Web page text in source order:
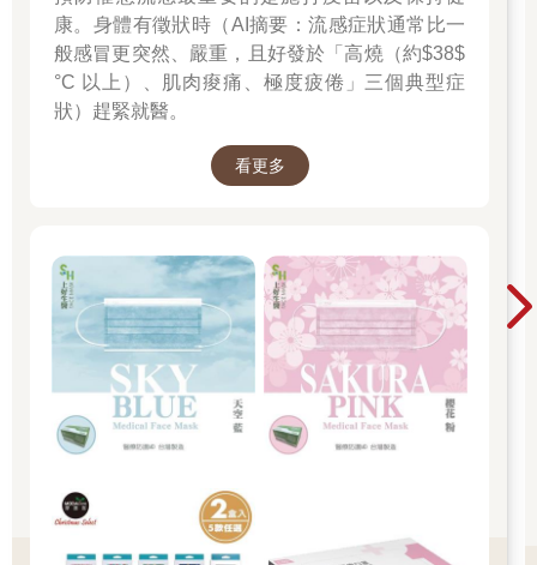
玩夠—玩出生命三動能，身體健康、情緒安定、腦力開發
情境夠—人是情境之子，行為是學習來的，營造溫馨和諧的家庭
做事夠—盡量找事給孩子做，做事是智慧的綜合能力
有緣出版王國和教授一生推廣的教養核心思想「四夠教養法」，
我的內心是感動的，是喜悅的，是興奮的，更是感激的！
到底眉角又是在哪裡呢？
我們就從這本書開始吧！
童年快樂，一生都會快樂，因為起點決定了終點。
1.你給孩子的愛，對了嗎？
每次只要天氣降溫，「有一種冷叫作媽媽覺得孩子冷」的梗圖就
會在社群上被轉傳。這個讓年輕人會心一笑的幽默，充分顯示出
愛的課題。
座乘客的說話聲音，媽媽與小女孩的對話吸引了我的注意。
小女孩：「我吃飽了。」
媽媽說：「再多吃一點！」
康。身體有徵狀時（AI摘要：流感症狀通常比一
般感冒更突然、嚴重，且好發於「高燒（約$38$
°C 以上）、肌肉痠痛、極度疲倦」三個典型症
狀）趕緊就醫。
看更多